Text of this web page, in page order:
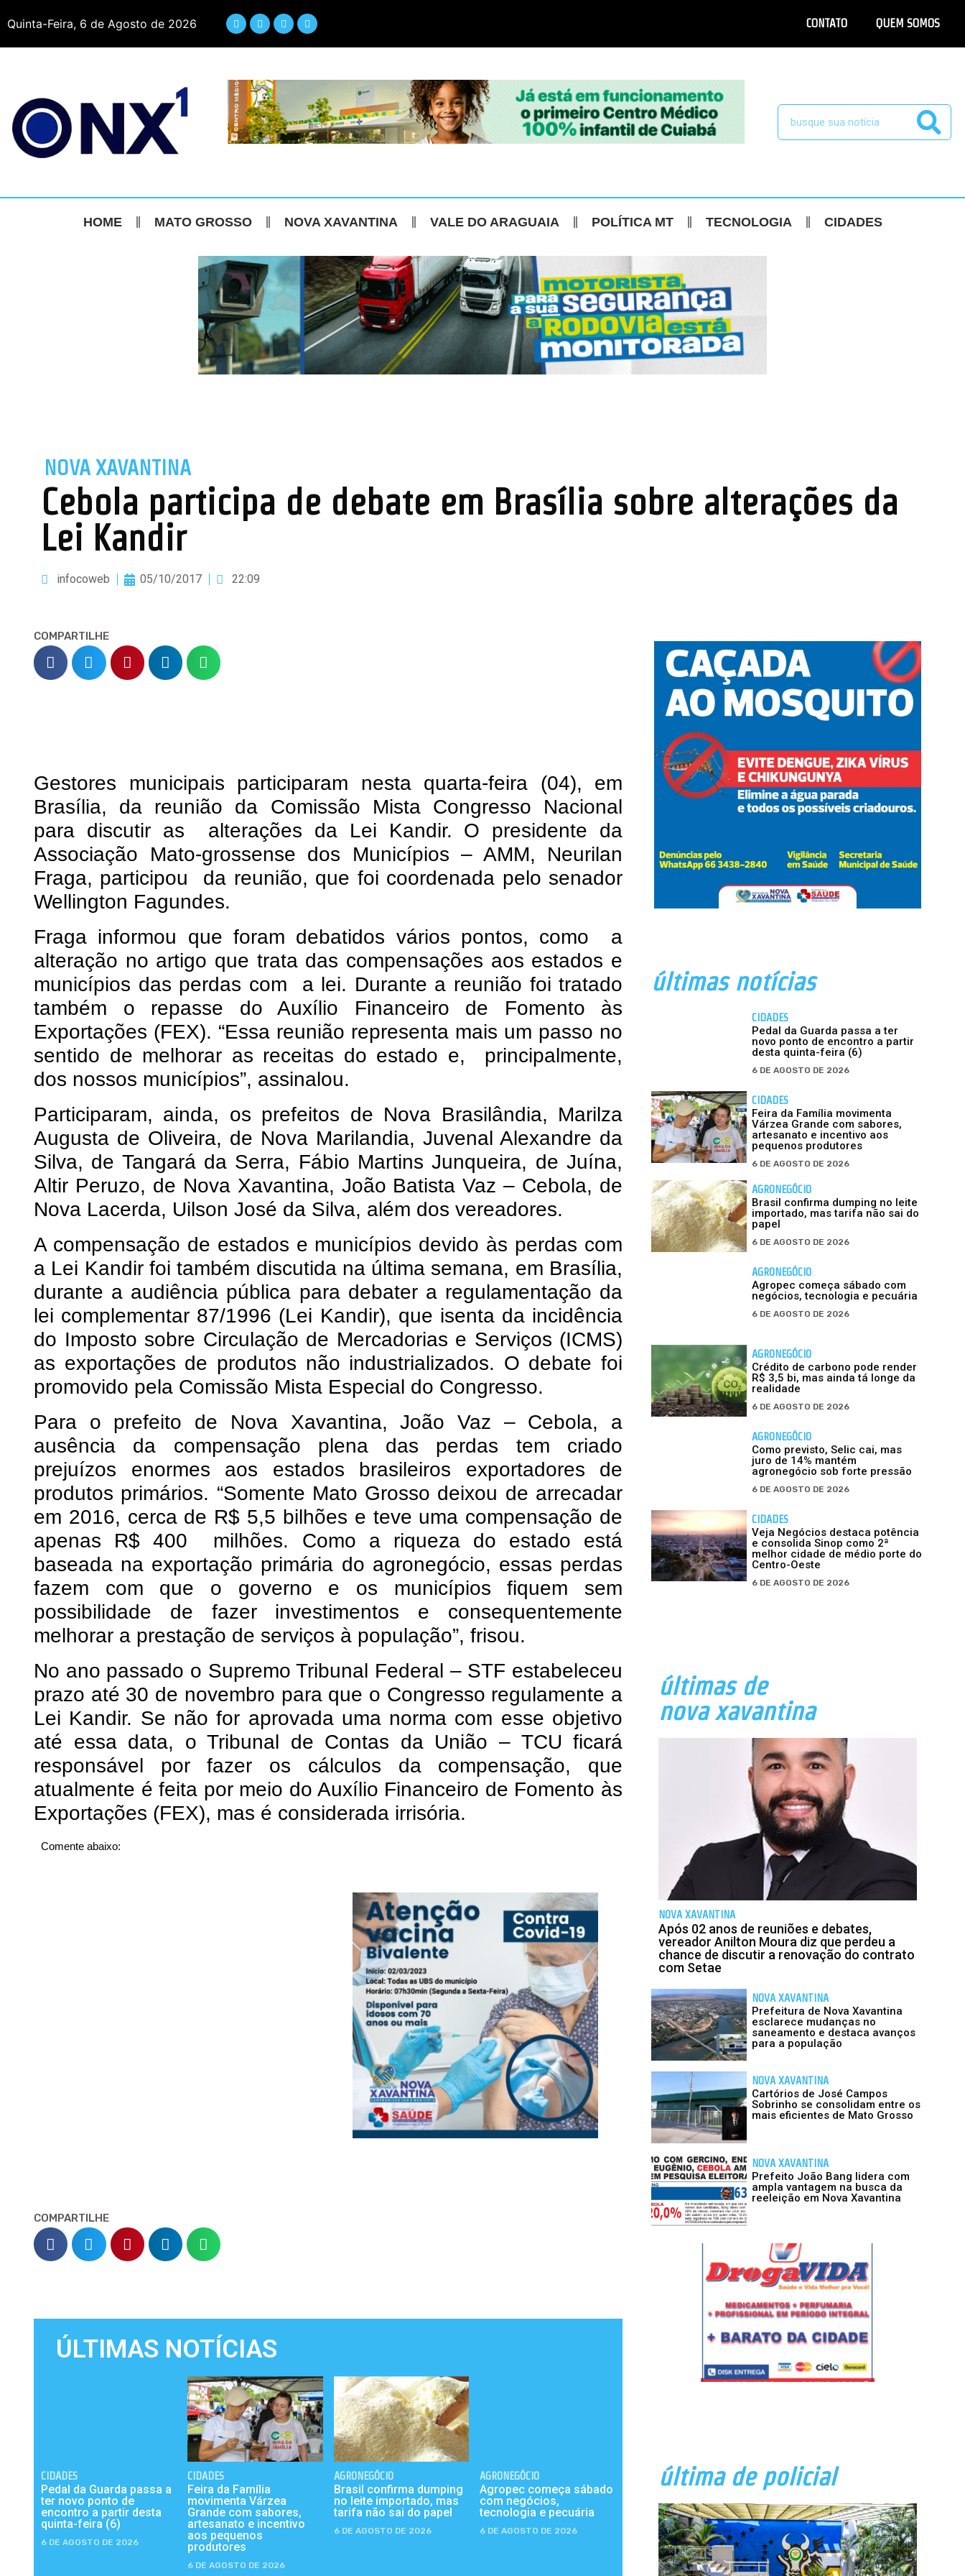
Quinta-Feira, 6 de Agosto de 2026 CONTATO QUEM SOMOS
HOME MATO GROSSO NOVA XAVANTINA VALE DO ARAGUAIA POLÍTICA MT TECNOLOGIA CIDADES
NOVA XAVANTINA
Cebola participa de debate em Brasília sobre alterações da
Lei Kandir
infocoweb 05/10/2017 22:09
COMPARTILHE
Gestores municipais participaram nesta quarta-feira (04), em
Brasília, da reunião da Comissão Mista Congresso Nacional
para discutir as alterações da Lei Kandir. O presidente da
Associação Mato-grossense dos Municípios – AMM, Neurilan
Fraga, participou da reunião, que foi coordenada pelo senador
Wellington Fagundes.
Fraga informou que foram debatidos vários pontos, como a
alteração no artigo que trata das compensações aos estados e
municípios das perdas com a lei. Durante a reunião foi tratado
também o repasse do Auxílio Financeiro de Fomento às
Exportações (FEX). “Essa reunião representa mais um passo no
sentido de melhorar as receitas do estado e, principalmente,
dos nossos municípios”, assinalou.
Participaram, ainda, os prefeitos de Nova Brasilândia, Marilza
Augusta de Oliveira, de Nova Marilandia, Juvenal Alexandre da
Silva, de Tangará da Serra, Fábio Martins Junqueira, de Juína,
Altir Peruzo, de Nova Xavantina, João Batista Vaz – Cebola, de
Nova Lacerda, Uilson José da Silva, além dos vereadores.
A compensação de estados e municípios devido às perdas com
a Lei Kandir foi também discutida na última semana, em Brasília,
durante a audiência pública para debater a regulamentação da
lei complementar 87/1996 (Lei Kandir), que isenta da incidência
do Imposto sobre Circulação de Mercadorias e Serviços (ICMS)
as exportações de produtos não industrializados. O debate foi
promovido pela Comissão Mista Especial do Congresso.
Para o prefeito de Nova Xavantina, João Vaz – Cebola, a
ausência da compensação plena das perdas tem criado
prejuízos enormes aos estados brasileiros exportadores de
produtos primários. “Somente Mato Grosso deixou de arrecadar
em 2016, cerca de R$ 5,5 bilhões e teve uma compensação de
apenas R$ 400 milhões. Como a riqueza do estado está
baseada na exportação primária do agronegócio, essas perdas
fazem com que o governo e os municípios fiquem sem
possibilidade de fazer investimentos e consequentemente
melhorar a prestação de serviços à população”, frisou.
No ano passado o Supremo Tribunal Federal – STF estabeleceu
prazo até 30 de novembro para que o Congresso regulamente a
Lei Kandir. Se não for aprovada uma norma com esse objetivo
até essa data, o Tribunal de Contas da União – TCU ficará
responsável por fazer os cálculos da compensação, que
atualmente é feita por meio do Auxílio Financeiro de Fomento às
Exportações (FEX), mas é considerada irrisória.
Comente abaixo:
COMPARTILHE
ÚLTIMAS NOTÍCIAS
CIDADES
Pedal da Guarda passa a
ter novo ponto de
encontro a partir desta
quinta-feira (6)
6 DE AGOSTO DE 2026
CIDADES
Feira da Família
movimenta Várzea
Grande com sabores,
artesanato e incentivo
aos pequenos
produtores
6 DE AGOSTO DE 2026
AGRONEGÓCIO
Brasil confirma dumping
no leite importado, mas
tarifa não sai do papel
6 DE AGOSTO DE 2026
AGRONEGÓCIO
Agropec começa sábado
com negócios,
tecnologia e pecuária
6 DE AGOSTO DE 2026
últimas notícias
CIDADES
Pedal da Guarda passa a ter
novo ponto de encontro a partir
desta quinta-feira (6)
6 DE AGOSTO DE 2026
CIDADES
Feira da Família movimenta
Várzea Grande com sabores,
artesanato e incentivo aos
pequenos produtores
6 DE AGOSTO DE 2026
AGRONEGÓCIO
Brasil confirma dumping no leite
importado, mas tarifa não sai do
papel
6 DE AGOSTO DE 2026
AGRONEGÓCIO
Agropec começa sábado com
negócios, tecnologia e pecuária
6 DE AGOSTO DE 2026
AGRONEGÓCIO
Crédito de carbono pode render
R$ 3,5 bi, mas ainda tá longe da
realidade
6 DE AGOSTO DE 2026
AGRONEGÓCIO
Como previsto, Selic cai, mas
juro de 14% mantém
agronegócio sob forte pressão
6 DE AGOSTO DE 2026
CIDADES
Veja Negócios destaca potência
e consolida Sinop como 2ª
melhor cidade de médio porte do
Centro-Oeste
6 DE AGOSTO DE 2026
últimas de
nova xavantina
NOVA XAVANTINA
Após 02 anos de reuniões e debates,
vereador Anilton Moura diz que perdeu a
chance de discutir a renovação do contrato
com Setae
NOVA XAVANTINA
Prefeitura de Nova Xavantina
esclarece mudanças no
saneamento e destaca avanços
para a população
NOVA XAVANTINA
Cartórios de José Campos
Sobrinho se consolidam entre os
mais eficientes de Mato Grosso
NOVA XAVANTINA
Prefeito João Bang lidera com
ampla vantagem na busca da
reeleição em Nova Xavantina
última de policial